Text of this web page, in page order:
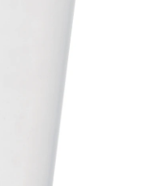
transparent
Pot multi-usage,
volume max. : 125 ml,
(L x Ø) : 85 x 62 mm,
Ø orifice : 62 mm,
transparent,
gradué(e), matériau :